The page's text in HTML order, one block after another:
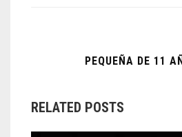
PEQUEÑA DE 11
RELATED POSTS